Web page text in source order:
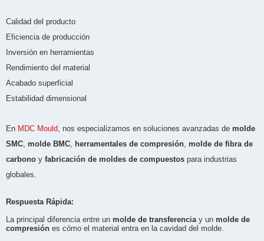
Calidad del producto
Eficiencia de producción
Inversión en herramientas
Rendimiento del material
Acabado superficial
Estabilidad dimensional
En MDC Mould, nos especializamos en soluciones avanzadas de molde
SMC, molde BMC, herramentales de compresión, molde de fibra de
carbono y fabricación de moldes de compuestos para industrias
globales.
Respuesta Rápida:
La principal diferencia entre un molde de transferenciay un molde de
compresión es cómo el material entra en la cavidad del molde.